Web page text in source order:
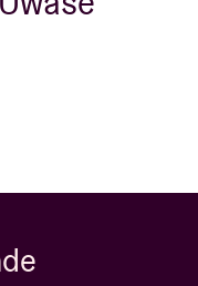
avec
qui soutient
la culture sur la
dans l’avenir de